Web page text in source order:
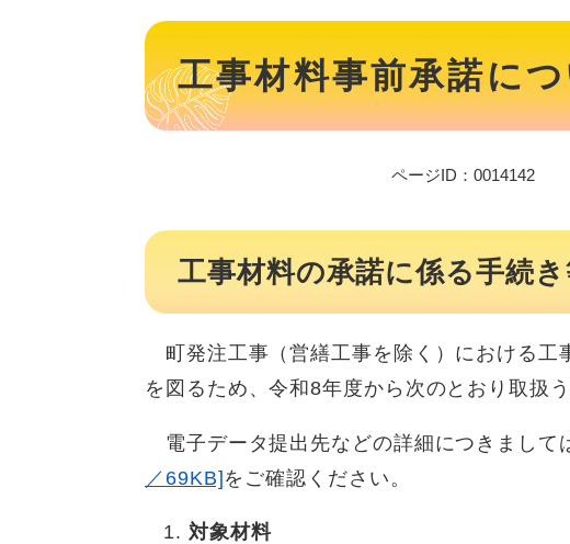
本
工事材料事前承諾に
ページID：0014142
工事材料の承諾に係る手続
町発注工事（営繕工事を除く）における工
を図るため、令和8年度から次のとおり取扱
電子データ提出先などの詳細につきまして
／69KB] をご確認ください。
対象材料